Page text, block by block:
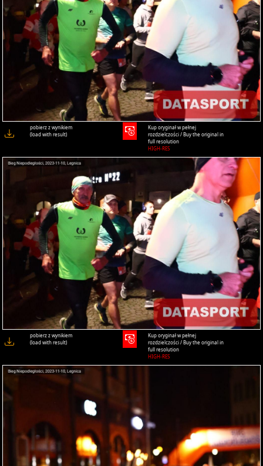
pobierz z wynikiem
(load with result)
Kup oryginał w pełnej
rozdzielczości / Buy the original in
full resolution
HIGH-RES
pobierz z wynikiem
(load with result)
Kup oryginał w pełnej
rozdzielczości / Buy the original in
full resolution
HIGH-RES